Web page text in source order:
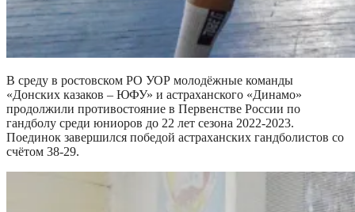
В среду в ростовском РО УОР молодёжные команды
«Донских казаков – ЮФУ» и астраханского «Динамо»
продолжили противостояние в Первенстве России по
гандболу среди юниоров до 22 лет сезона 2022-2023.
Поединок завершился победой астраханских гандболистов со
счётом 38-29.